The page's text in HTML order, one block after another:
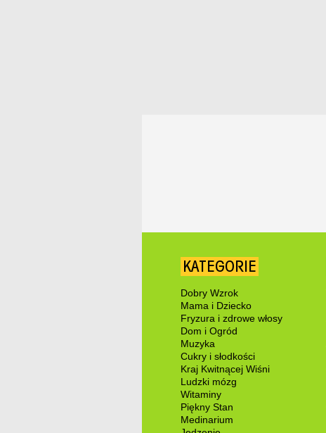
KATEGORIE
Dobry Wzrok
Mama i Dziecko
Fryzura i zdrowe włosy
Dom i Ogród
Muzyka
Cukry i słodkości
Kraj Kwitnącej Wiśni
Ludzki mózg
Witaminy
Piękny Stan
Medinarium